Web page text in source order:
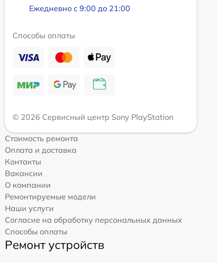
Ежедневно с 9:00 до 21:00
Способы оплаты
© 2026 Сервисный центр Sony PlayStation
Стоимость ремонта
Оплата и доставка
Контакты
Вакансии
О компании
Ремонтируемые модели
Наши услуги
Согласие на обработку персональных данных
Способы оплаты
Ремонт устройств